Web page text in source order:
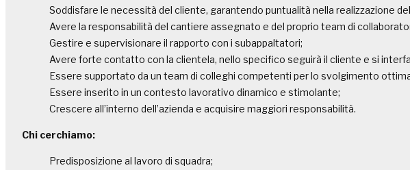
Soddisfare le necessità del cliente, garantendo puntualità nella realizzazione
Avere la responsabilità del cantiere assegnato e del proprio team di
Gestire e supervisionare il rapporto con i subappaltatori;
Avere forte contatto con la clientela, nello specifico seguirà il cliente e si
Essere supportato da un team di colleghi competenti per lo svolgimento
Essere inserito in un contesto lavorativo dinamico e stimolante;
Crescere all’interno dell’azienda e acquisire maggiori responsabilità.
Chi cerchiamo:
Predisposizione al lavoro di squadra;